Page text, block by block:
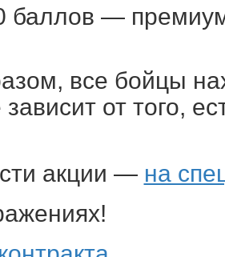
баллов —
все бойцы
зависит от того,
акции — на